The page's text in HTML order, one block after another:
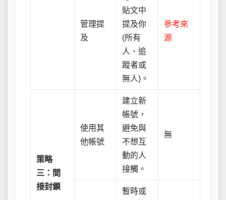
管理提
及
貼文中
提及你
(所有
人、追
蹤者或
無人)。
參考來
源
策略
三：間
接封鎖
使用其
他帳號
建立新
帳號，
避免與
不想互
動的人
接觸。
無
暫時或